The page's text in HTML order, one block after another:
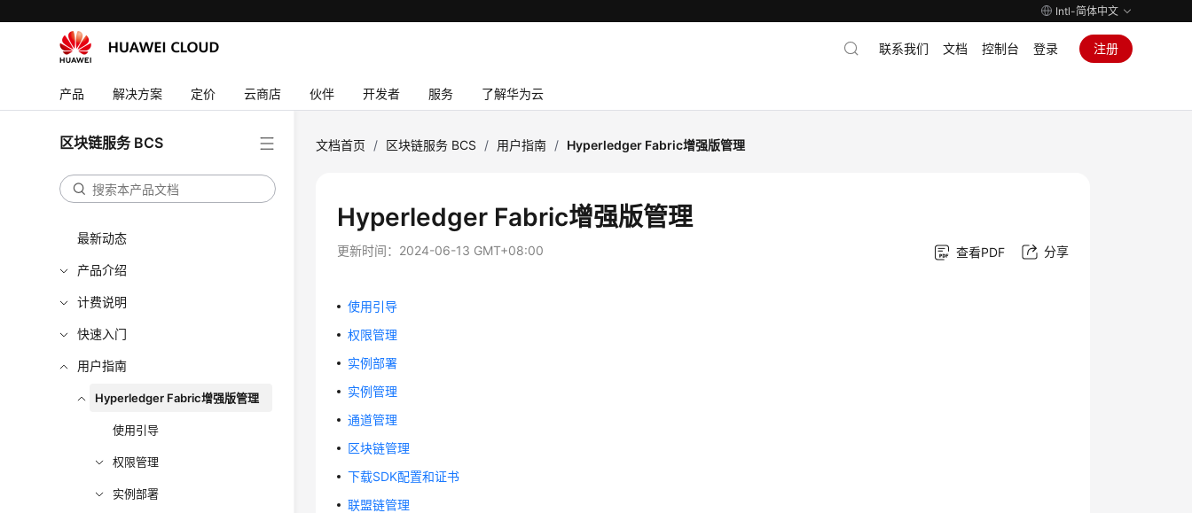
Intl-简体中文
产品 解决方案 定价 云商店 伙伴 开发者 服务 了解华为云
联系我们 文档 控制台 登录 注册
区块链服务 BCS
最新动态
产品介绍
计费说明
快速入门
用户指南
Hyperledger Fabric增强版管理
使用引导
权限管理
实例部署
文档首页 / 区块链服务 BCS / 用户指南 / Hyperledger Fabric增强版管理
Hyperledger Fabric增强版管理
更新时间： 2024-06-13 GMT+08:00 查看PDF 分享
使用引导
权限管理
实例部署
实例管理
通道管理
区块链管理
下载SDK配置和证书
联盟链管理